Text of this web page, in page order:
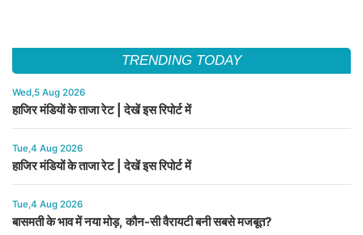
TRENDING TODAY
Wed,5 Aug 2026
हाजिर मंडियों के ताजा रेट | देखें इस रिपोर्ट में
Tue,4 Aug 2026
हाजिर मंडियों के ताजा रेट | देखें इस रिपोर्ट में
Tue,4 Aug 2026
बासमती के भाव में नया मोड़, कौन-सी वैरायटी बनी सबसे मजबूत?